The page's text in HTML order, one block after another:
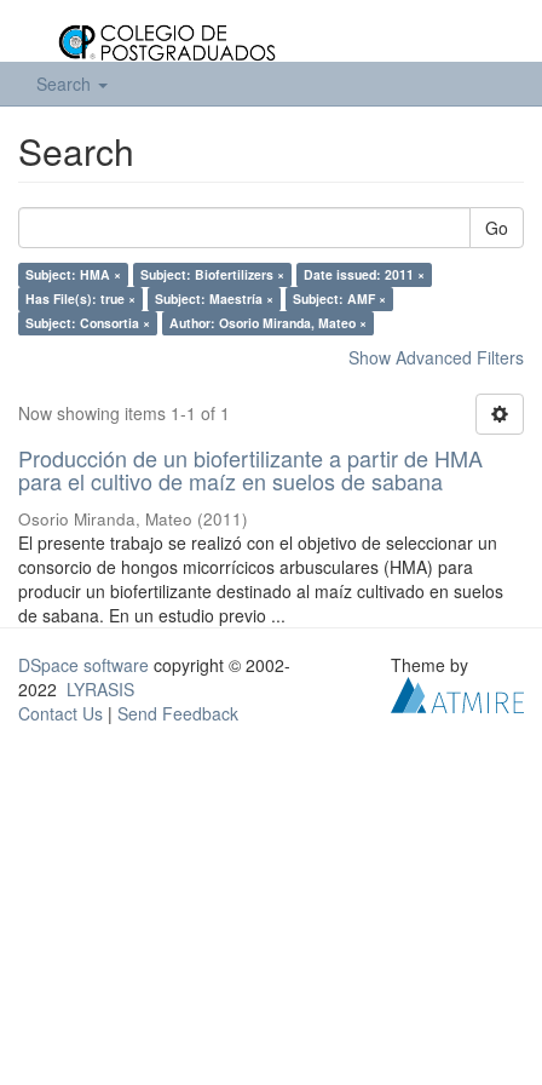
Search
Search
Go
Subject: HMA × Subject: Biofertilizers ×
Date issued: 2011 ×
Has File(s): true ×
Subject: Maestría ×
Subject: AMF ×
Subject: Consortia ×
Author: Osorio Miranda, Mateo ×
Show Advanced Filters
Now showing items 1-1 of 1
Producción de un biofertilizante a partir de HMA
para el cultivo de maíz en suelos de sabana
Osorio Miranda, Mateo (2011)
El presente trabajo se realizó con el objetivo de seleccionar un
consorcio de hongos micorrícicos arbusculares (HMA) para
producir un biofertilizante destinado al maíz cultivado en suelos
de sabana. En un estudio previo ...
DSpace software copyright © 2002-
2022 LYRASIS
Contact Us | Send Feedback
Theme by